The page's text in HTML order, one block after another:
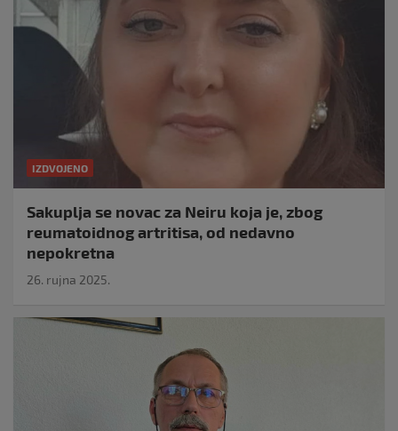
IZDVOJENO
Sakuplja se novac za Neiru koja je, zbog
reumatoidnog artritisa, od nedavno
nepokretna
26. rujna 2025.